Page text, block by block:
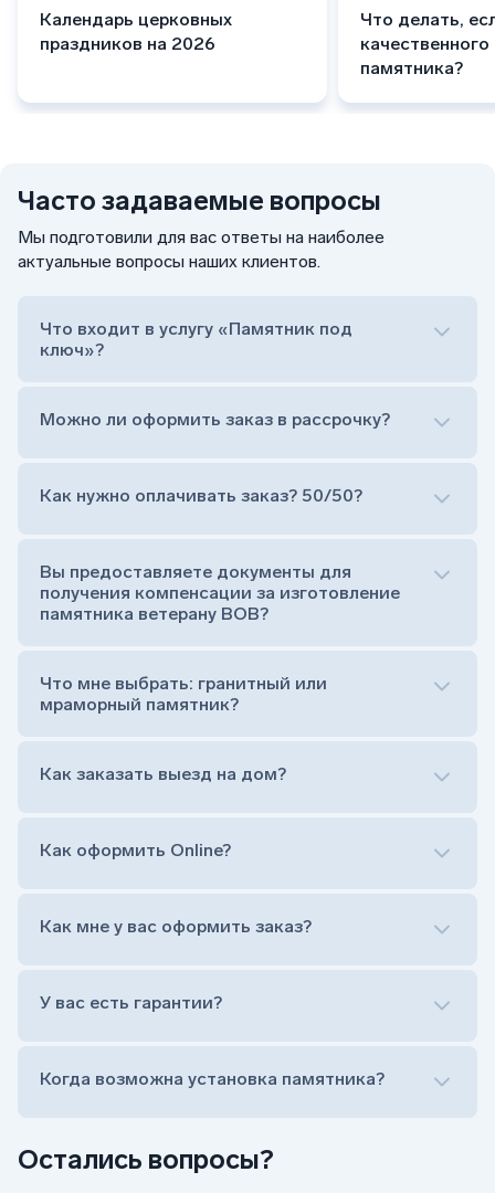
Календарь церковных
праздников на 2026
Что делать,
памятника?
Остались вопросы?
Часто задаваемые вопросы
Мы подготовили для вас ответы на наиболее
актуальные вопросы наших клиентов.
Что входит в услугу «Памятник под
ключ»?
Сам комплект памятника:
Тумба (постамент, на который при помощи
штыря устанавливается стела)
Обработка и сверловка комплекта
Расположение символа веры (крестик или
на символ веры или вовсе портрет не рисовать)
прописной)
Можно ли оформить заказ в рассрочку?
Как нужно оплачивать заказ? 50/50?
Вы предоставляете документы для
получения компенсации за изготовление
памятника ветерану ВОВ?
Что мне выбрать: гранитный или
мраморный памятник?
Как заказать выезд на дом?
Оформить заказ удаленно (online)
Заказать бесплатный выезд менеджера на дом
Как оформить Online?
Оформить заказ удаленно (online)
Заказать бесплатный выезд менеджера на дом
Как мне у вас оформить заказ?
У вас есть гарантии?
Когда возможна установка памятника?